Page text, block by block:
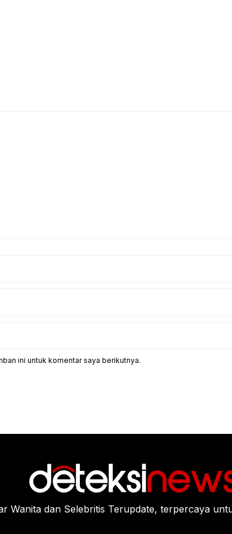
ini untuk komentar saya berikutnya.
Wanita dan Selebritis Terupdate, terpercaya